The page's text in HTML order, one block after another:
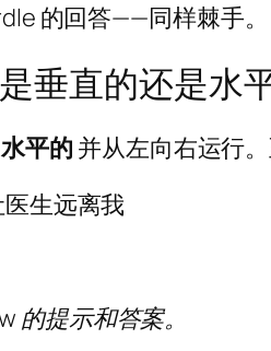
的回答——同样棘手。
垂直的还是水
水平的 并从左向右运行。
生远离我
提示和答案。